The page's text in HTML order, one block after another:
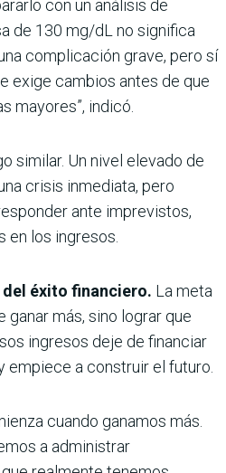
con un análisis de
de 130 mg/dL no significa
complicación grave, pero sí
exige cambios antes de que
mayores”, indicó.
similar. Un nivel elevado de
crisis inmediata, pero
ante imprevistos,
en los ingresos.
éxito financiero. La meta
más, sino lograr que
ingresos deje de financiar
empiece a construir el futuro.
cuando ganamos más.
a administrar